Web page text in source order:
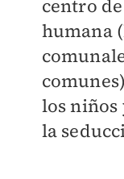
centro
humana
los niños
la